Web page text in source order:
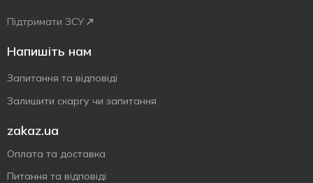
Підтримати ЗСУ
Напишіть нам
Запитання та відповіді
Залишити скаргу чи запитання
zakaz.ua
Оплата та доставка
Питання та відповіді